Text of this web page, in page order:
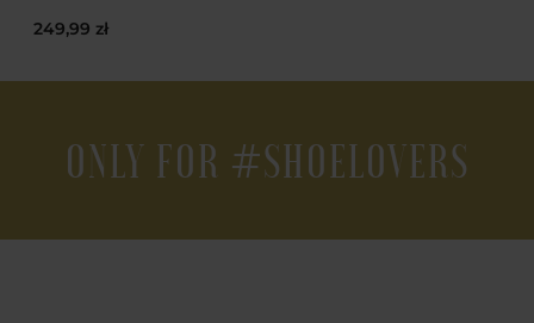
249,99 zł
ONLY FOR #SHOELOVERS